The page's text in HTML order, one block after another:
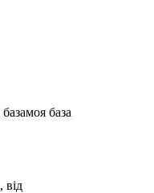
моя база
від